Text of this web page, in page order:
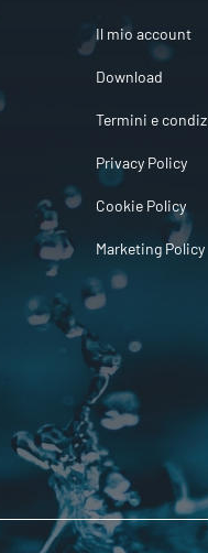
Il mio account
Download
Termini e
Privacy Policy
Cookie Policy
Marketing Policy